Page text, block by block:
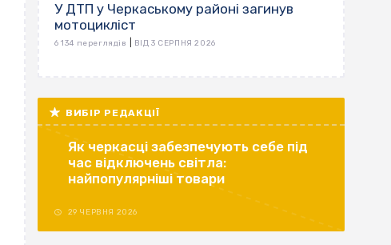
У ДТП у Черкаському районі загинув
мотоцикліст
6 134 переглядів ВІД 3 СЕРПНЯ 2026
ВИБІР РЕДАКЦІЇ
Як черкасці забезпечують себе під
час відключень світла:
найпопулярніші товари
29 ЧЕРВНЯ 2026